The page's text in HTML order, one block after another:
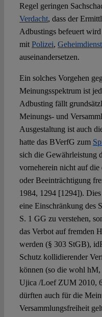
Regel geringen
Verdacht, dass der
Adbustings befeuert
mit Polizei,
auseinandersetzen.
Ein solches Vorgehen
Meinungsspektrum ist
Adbusting fällt
Meinungs- und
Ausgestaltung ist auch
hatte das BVerfG zum
sich die Gewährleistung
vorneherein nicht auf die
oder Beeinträchtigung
1984, 1294 [1294]).
eine Einschränkung des
S. 1 GG zu verstehen,
das Verbot auf fremden
werden (§ 303 StGB),
Schutz kollidierender
können (so die wohl
Ujica /Loef ZUM 2010,
dürften auch für die
Versammlungsfreiheit